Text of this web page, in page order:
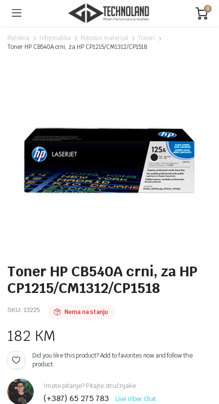
0
Početna Informatika Potrošni materijal
Toneri
Toner HP CB540A crni, za HP CP1215/CM1312/CP1518
Toner HP CB540A crni, za HP
CP1215/CM1312/CP1518
SKU: 13225 Nema na stanju
182 KM
Did you like this product? Add to favorites now and follow the
product.
Imate pitanje? Pitajte stručnjake
(+387) 65 275 783 Live Viber Chat